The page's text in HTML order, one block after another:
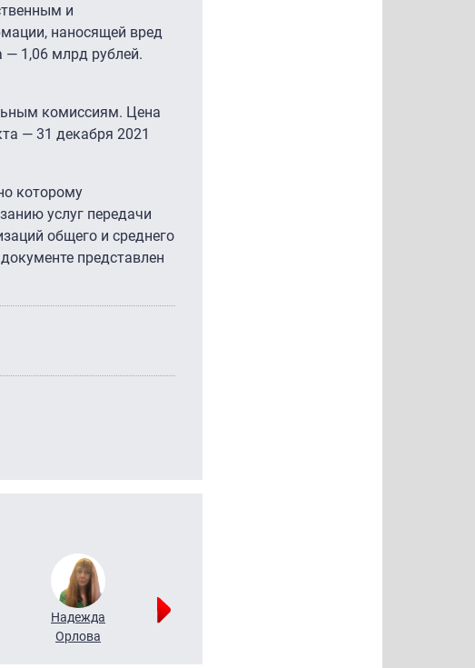
и
наносящей вред
— 1,06 млрд рублей.
комиссиям. Цена
— 31 декабря 2021
которому
услуг передачи
общего и среднего
представлен
Надежда
Орлова